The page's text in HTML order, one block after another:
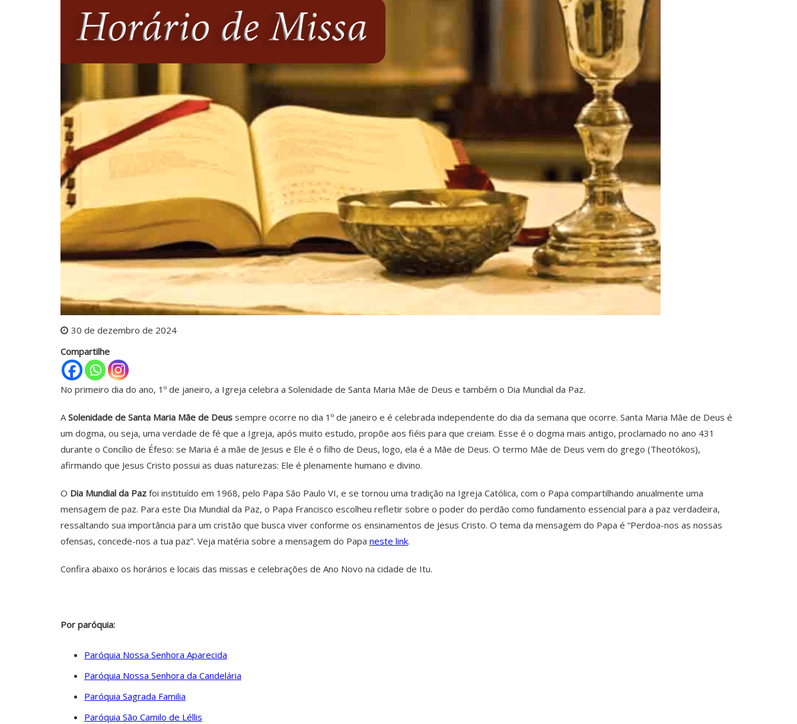
30 de dezembro de 2024
Compartilhe
No primeiro dia do ano, 1º de janeiro, a Igreja celebra a Solenidade de Santa Maria Mãe de Deus e também o Dia Mundial da Paz.
ASolenidade de Santa Maria Mãe de Deus sempre ocorre no dia 1º de janeiro e é celebrada independente do dia da semana que ocorre. Santa Maria Mãe de Deus é
um dogma, ou seja, uma verdade de fé que a Igreja, após muito estudo, propõe aos fiéis para que creiam. Esse é o dogma mais antigo, proclamado no ano 431
durante o Concílio de Éfeso: se Maria é a mãe de Jesus e Ele é o filho de Deus, logo, ela é a Mãe de Deus. O termo Mãe de Deus vem do grego (Theotókos),
afirmando que Jesus Cristo possui as duas naturezas: Ele é plenamente humano e divino.
O Dia Mundial da Paz foi instituído em 1968, pelo Papa São Paulo VI, e se tornou uma tradição na Igreja Católica, com o Papa compartilhando anualmente uma
mensagem de paz. Para este Dia Mundial da Paz, o Papa Francisco escolheu refletir sobre o poder do perdão como fundamento essencial para a paz verdadeira,
ressaltando sua importância para um cristão que busca viver conforme os ensinamentos de Jesus Cristo. O tema da mensagem do Papa é “Perdoa-nos as nossas
ofensas, concede-nos a tua paz”. Veja matéria sobre a mensagem do Papa neste link.
Confira abaixo os horários e locais das missas e celebrações de Ano Novo na cidade de Itu.
Por paróquia:
Paróquia Nossa Senhora Aparecida
Paróquia Nossa Senhora da Candelária
Paróquia Sagrada Familia
Paróquia São Camilo de Léllis